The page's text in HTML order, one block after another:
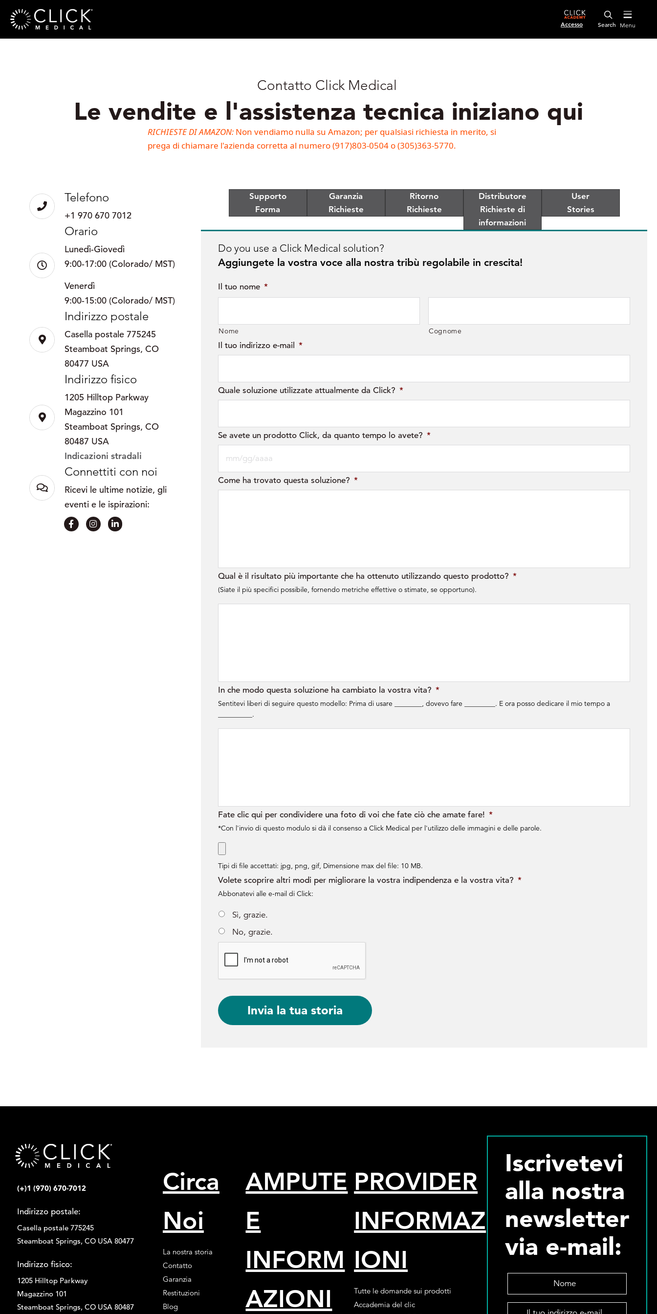
Accesso Menu
Contatto Click Medical
Le vendite e l'assistenza tecnica iniziano qui
RICHIESTE DI AMAZON: Non vendiamo nulla su Amazon; per qualsiasi richiesta in merito, si
prega di chiamare l'azienda corretta al numero (917)803-0504 o (305)363-5770.
Telefono
+1 970 670 7012
Orario
Lunedì-Giovedì
9:00-17:00 (Colorado/ MST)
Venerdì
9:00-15:00 (Colorado/ MST)
Indirizzo postale
Casella postale 775245
Steamboat Springs, CO
80477 USA
Indirizzo fisico
1205 Hilltop Parkway
Magazzino 101
Steamboat Springs, CO
80487 USA
Indicazioni stradali
Connettiti con noi
Ricevi le ultime notizie, gli
eventi e le ispirazioni:
Supporto
Forma
Garanzia
Richieste
Ritorno
Richieste
Distributore
Richieste di
informazioni
User
Stories
Do you use a Click Medical solution?
Aggiungete la vostra voce alla nostra tribù regolabile in crescita!
Il tuo nome *
Nome Cognome
Il tuo indirizzo e-mail *
Quale soluzione utilizzate attualmente da Click? *
Se avete un prodotto Click, da quanto tempo lo avete? *
MM
slash
Come ha trovato questa soluzione? *
Qual è il risultato più importante che ha ottenuto utilizzando questo prodotto? *
(Siate il più specifici possibile, fornendo metriche effettive o stimate, se opportuno).
In che modo questa soluzione ha cambiato la vostra vita? *
Sentitevi liberi di seguire questo modello: Prima di usare ________, dovevo fare _________. E ora posso dedicare il mio tempo a
__________.
Fate clic qui per condividere una foto di voi che fate ciò che amate fare! *
*Con l'invio di questo modulo si dà il consenso a Click Medical per l'utilizzo delle immagini e delle parole.
Tipi di file accettati: jpg, png, gif, Dimensione max del file: 10 MB.
Volete scoprire altri modi per migliorare la vostra indipendenza e la vostra vita? *
Abbonatevi alle e-mail di Click:
Sì, grazie.
No, grazie.
(+)1 (970) 670-7012
Indirizzo postale:
Casella postale 775245
Steamboat Springs, CO USA 80477
Indirizzo fisico:
1205 Hilltop Parkway
Magazzino 101
Steamboat Springs, CO USA 80487
Circa
Noi
La nostra storia
Contatto
Garanzia
Restituzioni
Blog
AMPUTE
E
INFORM
AZIONI
PROVIDER
INFORMAZ
IONI
Tutte le domande sui prodotti
Accademia del clic
Iscrivetevi
alla nostra
newsletter
via e-mail: